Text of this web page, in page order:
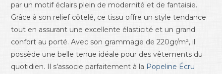
par un motif éclairs plein de modernité et de fantaisie.
Grâce à son relief côtelé, ce tissu offre un style tendance
tout en assurant une excellente élasticité et un grand
confort au porté. Avec son grammage de 220gr/m², il
possède une belle tenue idéale pour des vêtements du
quotidien. Il s’associe parfaitement à la Popeline Écru